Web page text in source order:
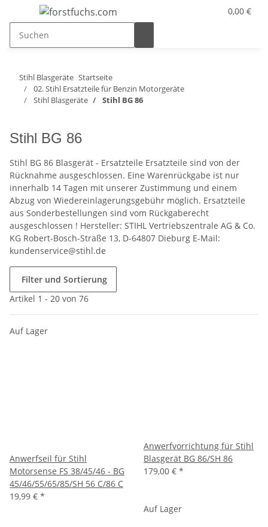
0,00 €
Stihl Blasgeräte Startseite
02. Stihl Ersatzteile für Benzin Motorgeräte
Stihl Blasgeräte
Stihl BG 86
Stihl BG 86
Stihl BG 86 Blasgerät - Ersatzteile Ersatzteile sind von der
Rücknahme ausgeschlossen. Eine Warenrückgabe ist nur
innerhalb 14 Tagen mit unserer Zustimmung und einem
Abzug von Wiedereinlagerungsgebühr möglich. Ersatzteile
aus Sonderbestellungen sind vom Rückgaberecht
ausgeschlossen ! Hersteller: STIHL Vertriebszentrale AG & Co.
KG Robert-Bosch-Straße 13, D-64807 Dieburg E-Mail:
kundenservice@stihl.de
Filter und Sortierung
Artikel 1 - 20 von 76
Auf Lager
Anwerfseil für Stihl
Motorsense FS 38/45/46 - BG
45/46/55/65/85/SH 56 C/86 C
19,99 € *
Anwerfvorrichtung für Stihl
Blasgerät BG 86/SH 86
179,00 € *
Auf Lager